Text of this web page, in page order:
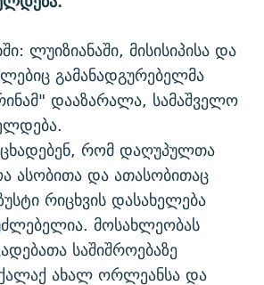
ᲥᲐᲠᲗᲕᲔᲚᲘ ᲛᲔᲑᲠᲫᲝᲚᲔᲑᲘ - 2022
100 ᲬᲔᲚᲘ
COVID-19
ᲘᲡᲢᲝᲠᲘᲐ
- ᲐᲛᲝᲣᲗᲥᲛᲔᲚᲘ ᲐᲛᲑᲐᲕᲘ
ᲓᲐᲨᲐᲕᲔᲑᲣᲚᲔᲑᲘ
საიტი
ლუიზიანაში, მისისიპისა და
გამანადგურებელმა
დააზარალა, სამაშველო
რომ დაღუპულთა
ასობითა და ათასობითაც
რიცხვის დასახელება
მოსახლეობას
საშიშროებაზე
ახალ ორლეანსა და